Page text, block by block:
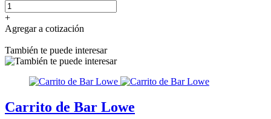
+
Agregar a cotización
También te puede interesar
Carrito de Bar Lowe